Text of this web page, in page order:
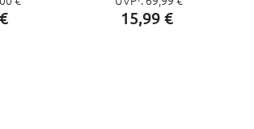
€ 15,99€